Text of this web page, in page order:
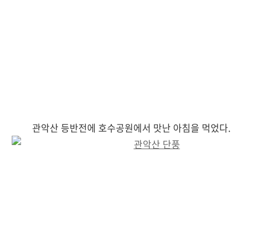
관악산 등반전에 호수공원에서 맛난 아침을 먹었다.